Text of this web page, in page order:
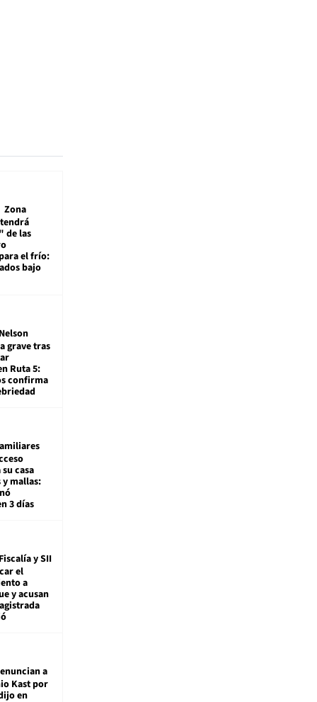
Zona
de las
el frío:
bajo
Nelson
grave tras
Ruta 5:
confirma
casa
mallas:
3 días
Fiscalía y SII
el
a
y acusan
a
Kast por
en